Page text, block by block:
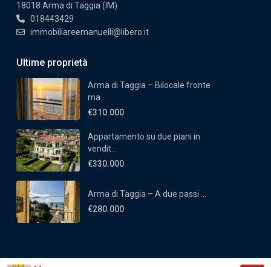
18018 Arma di Taggia (IM)
018443429
immobiliareemanuelli@libero.it
Ultime proprietà
Arma di Taggia – Bilocale fronte
ma...
€310.000
Appartamento su due piani in
vendit...
€330.000
Arma di Taggia – A due passi ...
€280.000